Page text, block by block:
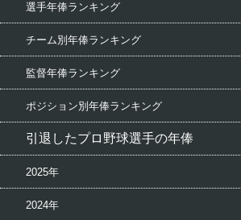
選手年俸ランキング
チーム別年俸ランキング
監督年俸ランキング
ポジション別年俸ランキング
引退したプロ野球選手の年俸
2025年
2024年